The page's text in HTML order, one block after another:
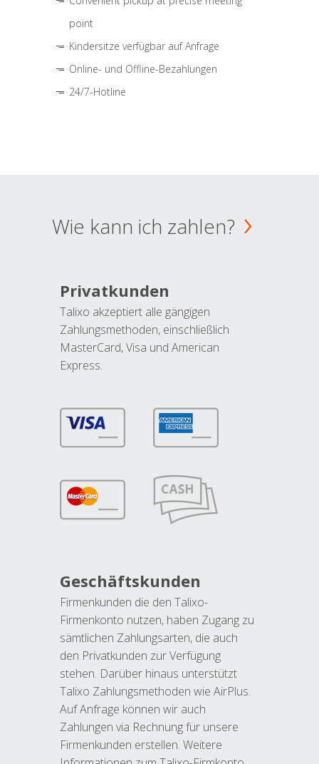
point
Kindersitze verfügbar auf Anfrage
Online- und Offline-Bezahlungen
24/7-Hotline
Wie kann ich zahlen?
Privatkunden
Talixo akzeptiert alle gängigen
Zahlungsmethoden, einschließlich
MasterCard, Visa und American
Express.
Geschäftskunden
Firmenkunden die den Talixo-
Firmenkonto nutzen, haben Zugang zu
sämtlichen Zahlungsarten, die auch
den Privatkunden zur Verfügung
stehen. Darüber hinaus unterstützt
Talixo Zahlungsmethoden wie AirPlus.
Auf Anfrage können wir auch
Zahlungen via Rechnung für unsere
Firmenkunden erstellen. Weitere